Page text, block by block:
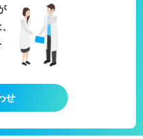
成分の分析
れた 抽出
剤や残存溶媒
せ